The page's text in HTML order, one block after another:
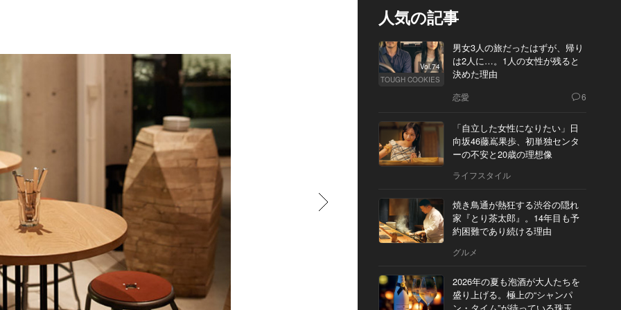
人気の記事
Vol.74
TOUGH COOKIES
男女3人の旅だったはずが、帰り
は2人に…。1人の女性が残ると
決めた理由
恋愛 6
「自立した女性になりたい」日
向坂46藤嶌果歩、初単独センタ
ーの不安と20歳の理想像
ライフスタイル
焼き鳥通が熱狂する渋谷の隠れ
家『とり茶太郎』。14年目も予
約困難であり続ける理由
グルメ
2026年の夏も泡酒が大人たちを
盛り上げる。極上の“シャンパ